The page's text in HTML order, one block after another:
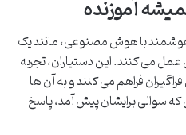
آموزنده
با هوش مصنوعی، مانند یک
کنند. این دستیاران، تجربه
پشتیبانی ۲۴/۷ را برای فراگیران فراهم می کنند و به آن ها
سوالی برایشان پیش آمد، پاسخ